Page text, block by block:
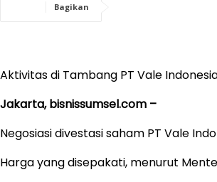
Bagikan
Aktivitas di Tambang PT Vale
Jakarta, bisnissumsel.com –
Negosiasi divestasi saham PT Vale
Harga yang disepakati, menurut